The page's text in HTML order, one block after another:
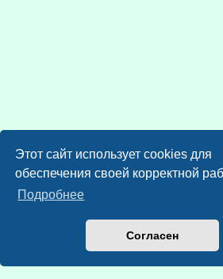
Этот сайт использует cookies для
обеспечения своей корректной
Подробнее
Согласен